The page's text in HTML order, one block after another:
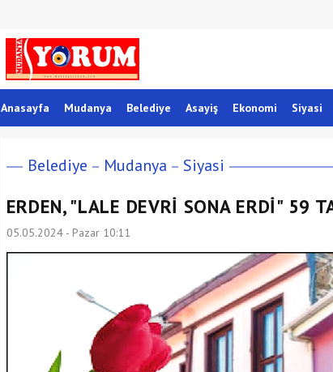
Anasayfa Mudanya Belediye Asayiş Ekonomi Siyasi
Belediye Mudanya Siyasi
ERDEN, "LALE DEVRİ SONA ERDİ" 59
05.05.2024 - Pazar 10:11